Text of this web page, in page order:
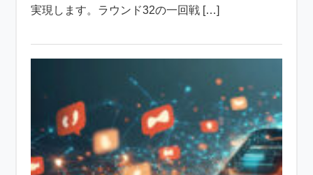
実現します。ラウンド32の一回戦 […]